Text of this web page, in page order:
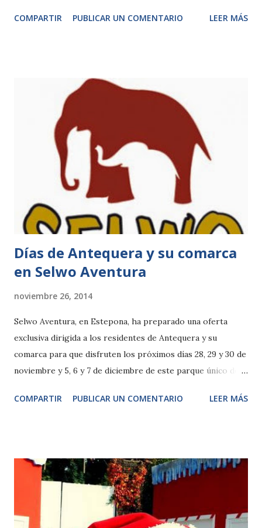
Parques de Ocio de Aragón en la ‘Feria Internacional de
turismo en las que Dinópolis está presente, los visitantes a
INTUR tendrán a su disposición folletos informativos e
invitaciones infantiles para acercarse a conocer y visitar
Territorio Dinópolis, en el stand que la Dirección General
de Turismo de Gobierno de Aragón ha instalado en dicha
feria, concretamente en el mostrador dedicado a Parques
de Ocio de Aragón, en el que también podrán encontrar
igualmente información de los otros parques miembros de
la asociación como son: El Parque F...
COMPARTIR PUBLICAR UN COMENTARIO LEER MÁS
Días de Antequera y su comarca
en Selwo Aventura
noviembre 26, 2014
Selwo Aventura, en Estepona, ha preparado una oferta
exclusiva dirigida a los residentes de Antequera y su
comarca para que disfruten los próximos días 28, 29 y 30 de
noviembre y 5, 6 y 7 de diciembre de este parque único de la
promoción puede adquirirse en la taquilla o a través de la
visitar Selwo Aventura en los días señalados anteriormente.
Para comprar esta promoción online, hay que insertar el
correspondiente código promocional, 14ANTEQUERA. De
esta forma, podrán beneficiarse de un precio de entrada
COMPARTIR PUBLICAR UN COMENTARIO LEER MÁS